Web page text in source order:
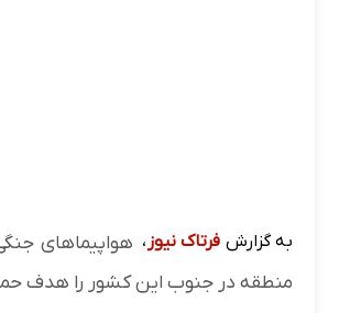
به گزارش فرتاک نیوز ، هواپیماهای
منطقه در جنوب این کشور را هدف